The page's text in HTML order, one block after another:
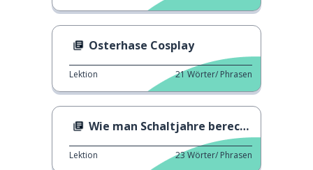
Osterhase Cosplay
Lektion 21Wörter/ Phrasen
Wie man Schaltjahre berechnet
Lektion 23Wörter/ Phrasen